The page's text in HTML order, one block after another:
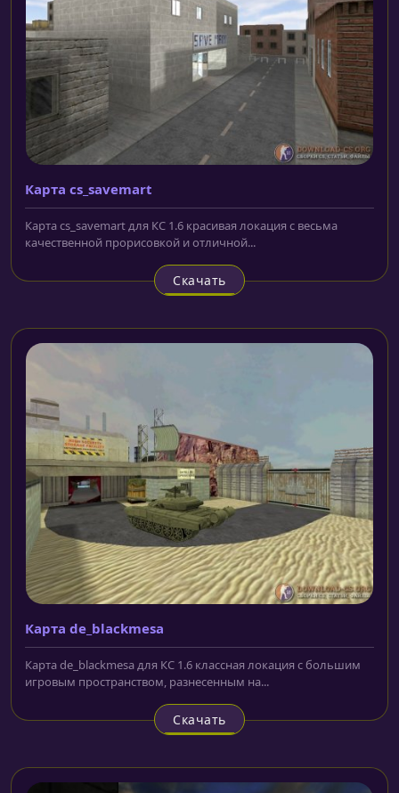
Карта cs_savemart
Карта cs_savemart для КС 1.6 красивая локация с весьма
качественной прорисовкой и отличной...
Скачать
Карта de_blackmesa
Карта de_blackmesa для КС 1.6 классная локация с большим
игровым пространством, разнесенным на...
Скачать